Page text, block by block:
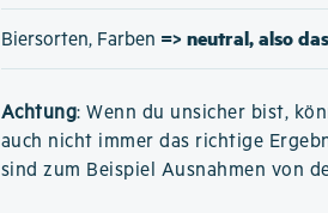
Biersorten, Farben => neutral, also das
Achtung: Wenn du unsicher bist,
auch nicht immer das richtige
sind zum Beispiel Ausnahmen von